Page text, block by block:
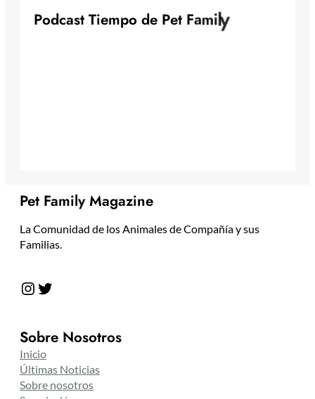
Podcast Tiempo de Pet Family
Pet Family Magazine
La Comunidad de los Animales de Compañía y sus
Familias.
Instagram Twitter
Sobre Nosotros
Inicio
Últimas Noticias
Sobre nosotros